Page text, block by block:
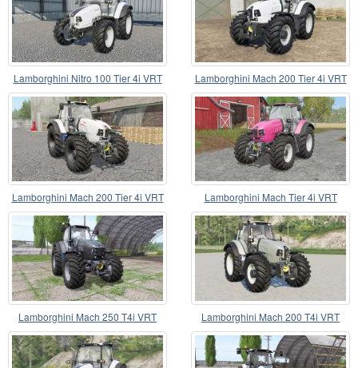
Lamborghini Nitro 100 Tier 4i VRT Lamborghini Mach 200 Tier 4i VRT
Lamborghini Mach 200 Tier 4i VRT Lamborghini Mach Tier 4i VRT
Lamborghini Mach 250 T4i VRT Lamborghini Mach 200 T4i VRT